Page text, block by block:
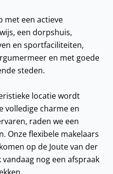
met een actieve
een dorpshuis,
en sportfaciliteiten,
en met goede
steden.
locatie wordt
volledige charme en
raden we een
Onze flexibele makelaars
op de Joute van der
nog een afspraak